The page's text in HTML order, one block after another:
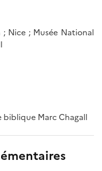
Nice ; Musée National
biblique Marc Chagall